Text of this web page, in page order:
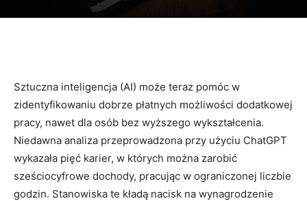
Sztuczna inteligencja (AI) może teraz pomóc w
zidentyfikowaniu dobrze płatnych możliwości dodatkowej
pracy, nawet dla osób bez wyższego wykształcenia.
Niedawna analiza przeprowadzona przy użyciu ChatGPT
wykazała pięć karier, w których można zarobić
sześciocyfrowe dochody, pracując w ograniczonej liczbie
godzin. Stanowiska te kładą nacisk na wynagrodzenie